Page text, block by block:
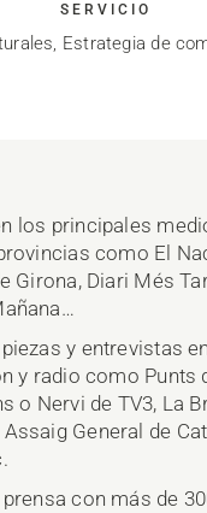
SERVICIO
Estrategia de
los principales
como El
Girona, Diari Més
y entrevistas
y radio como Punts
o Nervi de TV3, La
Assaig General de
prensa con más de